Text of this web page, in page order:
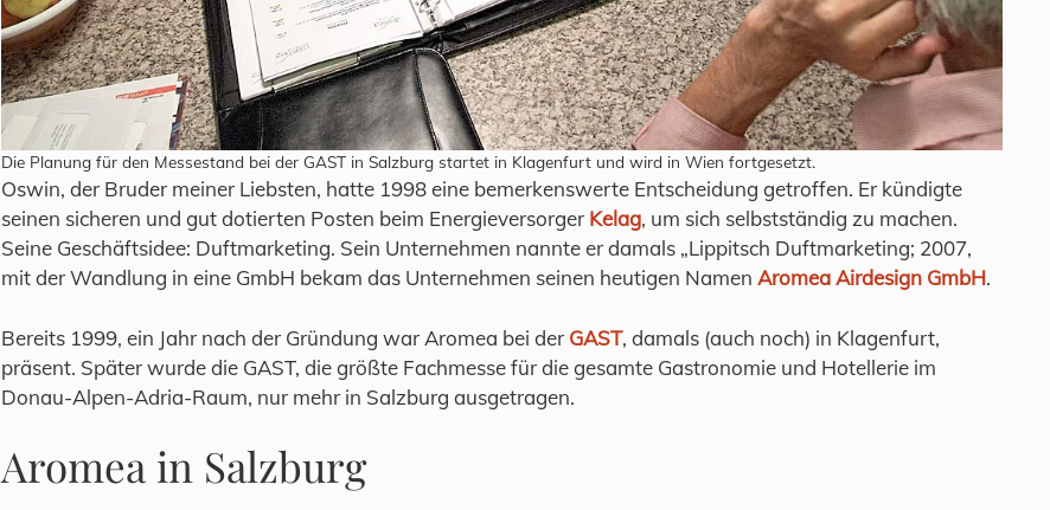
Die Planung für den Messestand bei der GAST in Salzburg startet in Klagenfurt und wird in Wien fortgesetzt.
Oswin, der Bruder meiner Liebsten, hatte 1998 eine bemerkenswerte Entscheidung getroffen. Er kündigte
seinen sicheren und gut dotierten Posten beim Energieversorger Kelag, um sich selbstständig zu machen.
Seine Geschäftsidee: Duftmarketing. Sein Unternehmen nannte er damals „Lippitsch Duftmarketing; 2007,
mit der Wandlung in eine GmbH bekam das Unternehmen seinen heutigen NamenAromea Airdesign GmbH.
Bereits 1999, ein Jahr nach der Gründung war Aromea bei der GAST, damals (auch noch) in Klagenfurt,
präsent. Später wurde die GAST, die größte Fachmesse für die gesamte Gastronomie und Hotellerie im
Donau-Alpen-Adria-Raum, nur mehr in Salzburg ausgetragen.
Aromea in Salzburg